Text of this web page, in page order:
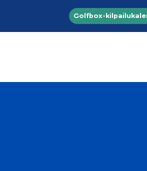
Top menu
Golfbox-